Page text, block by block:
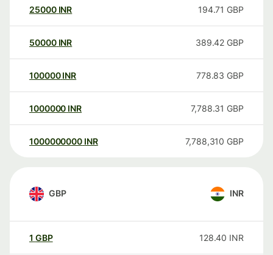
25000 INR 194.71 GBP
50000 INR 389.42 GBP
100000 INR 778.83 GBP
1000000 INR 7,788.31 GBP
1000000000 INR 7,788,310 GBP
GBP INR
1 GBP 128.40 INR